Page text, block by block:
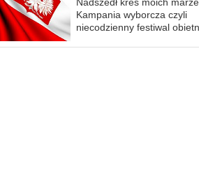
Kampania wyborcza czyli
niecodzienny festiwal